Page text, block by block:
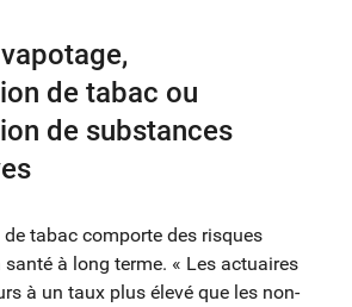
de tabac ou
de substances
tabac comporte des risques
à long terme. « Les actuaires
à un taux plus élevé que les non-